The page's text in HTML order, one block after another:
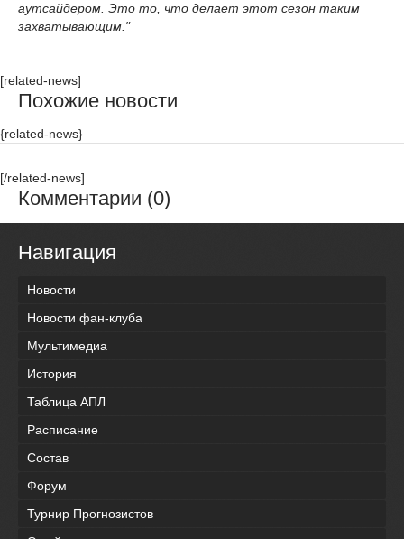
аутсайдером. Это то, что делает этот сезон таким
захватывающим."
[related-news]
Похожие новости
{related-news}
[/related-news]
Комментарии (0)
Навигация
Новости
Новости фан-клуба
Мультимедиа
История
Таблица АПЛ
Расписание
Состав
Форум
Турнир Прогнозистов